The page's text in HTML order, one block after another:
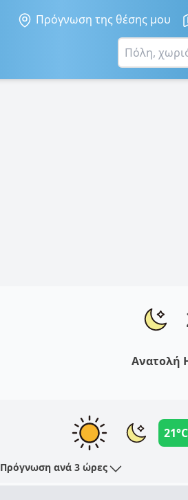
Πρόγνωση της θέσης μου
Ανατολή
21°C
Πρόγνωση ανά 3 ώρες